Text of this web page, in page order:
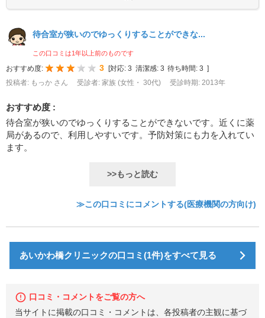
待合室が狭いのでゆっくりすることができな...
この口コミは1年以上前のものです
おすすめ度: 3 対応: 3 清潔感: 3 待ち時間: 3
投稿者: もっか さん
受診者: 家族 (女性・ 30代) 受診時期: 2013年
おすすめ度 :
待合室が狭いのでゆっくりすることができないです。近くに薬
局があるので、利用しやすいです。予防対策にも力を入れてい
ます。
>>もっと読む
≫この口コミにコメントする(医療機関の方向け)
あいかわ橋クリニックの口コミ(1件)をすべて見る
口コミ・コメントをご覧の方へ
当サイトに掲載の口コミ・コメントは、各投稿者の主観に基づ